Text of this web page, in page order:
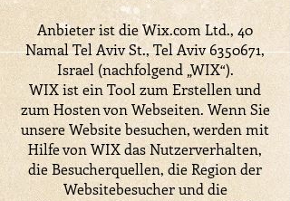
Anbieter ist die Wix.com Ltd., 40
Namal Tel Aviv St., Tel Aviv6350671,
Israel (nachfolgend „WIX“).
WIX ist ein Tool zum Erstellen und
zum Hosten von Webseiten. Wenn Sie
unsere Website besuchen, werden mit
Hilfe von WIX das Nutzerverhalten,
die Besucherquellen, die Region der
Websitebesucher und die